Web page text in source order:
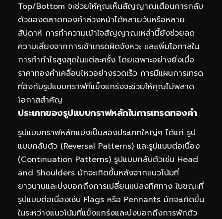
Top/Bottom จะช่วยให้คุณเห็นสัญญาณเตือนการกลับ
ตัวของตลาดทองคำล่วงหน้าได้หลายวันหรือหลาย
สัปดาห์ การทำความเข้าใจสัญญาณเหล่านี้ยังช่วยลด
ความเสี่ยงจากการเข้าเทรดผิดจังหวะ และเพิ่มโอกาสใน
การทำกำไรสูงสุดในแต่ละครั้ง โดยเฉพาะอย่างยิ่งเมื่อ
ราคาทองคำเคลื่อนไหวอย่างรวดเร็ว การมีแผนการเทรด
ที่อิงกับรูปแบบกราฟที่แข็งแกร่งจะช่วยให้คุณไม่พลาด
โอกาสสำคัญ
ประเภทของรูปแบบกราฟหลักในการเทรดทองคำ
รูปแบบกราฟหลักแบ่งเป็นสองประเภทใหญ่ๆ ได้แก่ รูป
แบบกลับตัว (Reversal Patterns) และรูปแบบต่อเนื่อง
(Continuation Patterns) รูปแบบกลับตัวเช่น Head
and Shoulders มักจะเกิดขึ้นหลังจากแนวโน้มที่
ยาวนานและบ่งบอกถึงการเปลี่ยนแปลงทิศทาง ในขณะที่
รูปแบบต่อเนื่องเช่น Flags หรือ Pennants มักจะเกิดขึ้น
ในระหว่างแนวโน้มที่แข็งแกร่งและบ่งบอกถึงการพักตัว